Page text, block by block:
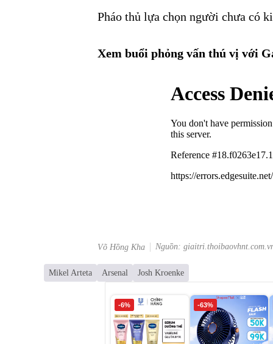
Pháo thủ lựa chọn người chưa có
Xem buổi phỏng vấn thú vị với
Võ Hồng Kha Nguồn:
Mikel Arteta Arsenal Josh Kroenke
-6% -63%